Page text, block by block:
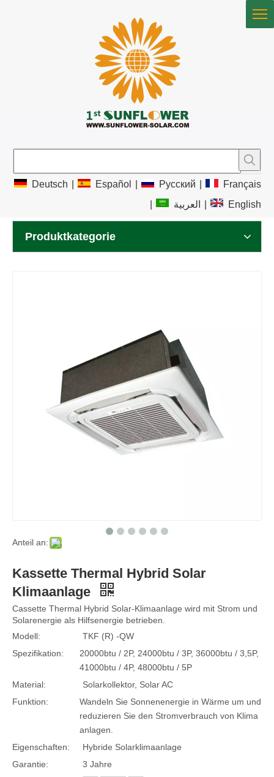
Deutsch Español Pусский
Français
العربية English
Produktkategorie
Anteil an:
Kassette Thermal Hybrid Solar
Klimaanlage
Cassette Thermal Hybrid Solar-Klimaanlage wird mit Strom und
Solarenergie als Hilfsenergie betrieben.
Modell:
TKF (R) -QW
Spezifikation:
20000btu / 2P, 24000btu / 3P, 36000btu / 3,5P,
41000btu / 4P, 48000btu / 5P
Material:
Solarkollektor, Solar AC
Funktion:
Wandeln Sie Sonnenenergie in Wärme um und
reduzieren Sie den Stromverbrauch von Klima
anlagen.
Eigenschaften:
Hybride Solarklimaanlage
Garantie:
3 Jahre